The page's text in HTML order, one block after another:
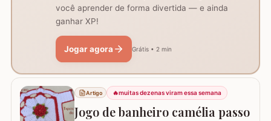
você aprender de forma divertida — e ainda
ganhar XP!
Jogar agora Grátis • 2 min
Artigo 🔥muitas dezenas viram essa semana
Jogo de banheiro camélia passo